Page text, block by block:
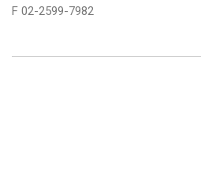
F 02-2599-7982